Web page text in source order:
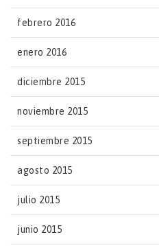
febrero 2016
enero 2016
diciembre 2015
noviembre 2015
septiembre 2015
agosto 2015
julio 2015
junio 2015